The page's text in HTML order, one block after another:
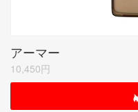
アーマー
10,450円